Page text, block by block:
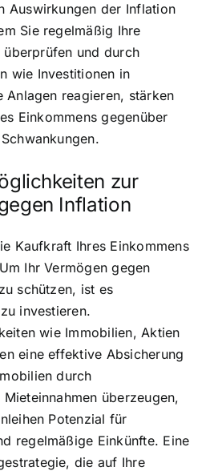
Auswirkungen der Inflation
Sie regelmäßig Ihre
und durch
wie Investitionen in
Anlagen reagieren, stärken
Einkommens gegenüber
zur
Inflation
Kaufkraft Ihres Einkommens
Ihr Vermögen gegen
schützen, ist es
investieren.
wie Immobilien, Aktien
eine effektive Absicherung
durch
überzeugen,
Potenzial für
regelmäßige Einkünfte. Eine
die auf Ihre